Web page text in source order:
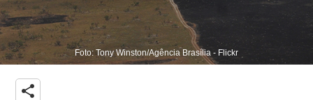
Foto: Tony Winston/Agência Brasília - Flickr
share